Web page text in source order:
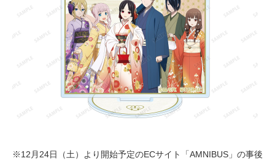
※12月24日（土）より開始予定のECサイト「AMNIBUS」の事後